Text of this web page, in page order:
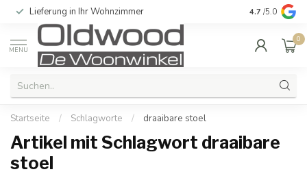
Lieferung in Ihr Wohnzimmer Qualität und
4.7 /5.0
MENU
0
Startseite / Schlagworte / draaibare stoel
Artikel mit Schlagwort draaibare
stoel